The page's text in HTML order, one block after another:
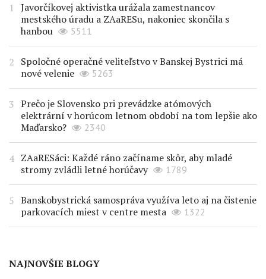
Javorčíkovej aktivistka urážala zamestnancov
mestského úradu a ZAaRESu, nakoniec skončila s
hanbou
5511
Spoločné operačné veliteľstvo v Banskej Bystrici má
nové velenie
5263
Prečo je Slovensko pri prevádzke atómových
elektrární v horúcom letnom období na tom lepšie ako
Maďarsko?
2340
ZAaRESáci: Každé ráno začíname skôr, aby mladé
stromy zvládli letné horúčavy
1789
Banskobystrická samospráva využíva leto aj na čistenie
parkovacích miest v centre mesta
1322
NAJNOVŠIE BLOGY